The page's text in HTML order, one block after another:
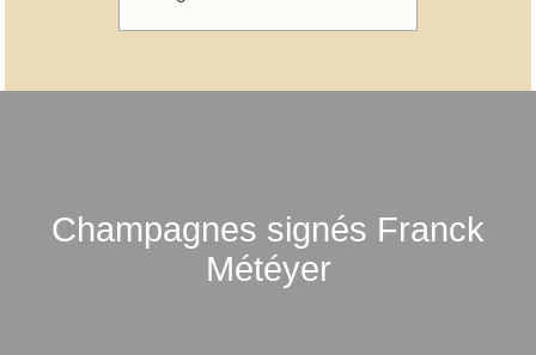
Champagnes signés Franck
Météyer